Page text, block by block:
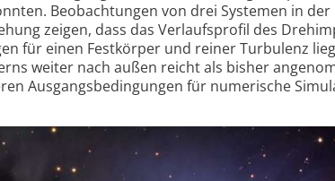
Beobachtungen von drei Systemen in der
zeigen, dass das Verlaufs­profil des
für einen Festkörper und reiner Turbulenz
weiter nach außen reicht als bisher
Ausgangs­bedingungen für numerische